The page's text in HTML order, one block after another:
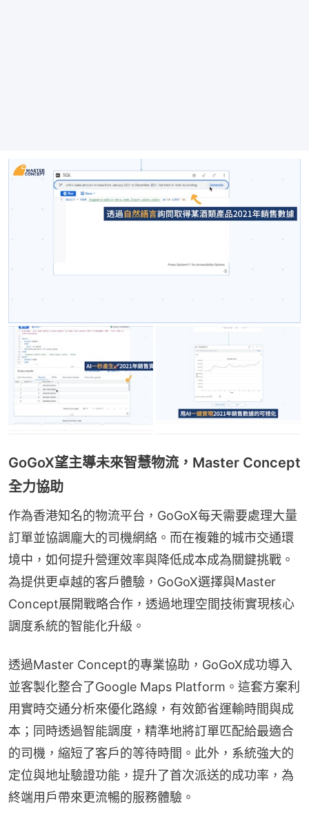
GoGoX望主導未來智慧物流，Master Concept
全力協助
作為香港知名的物流平台，GoGoX每天需要處理大量
訂單並協調龐大的司機網絡。而在複雜的城市交通環
境中，如何提升營運效率與降低成本成為關鍵挑戰。
為提供更卓越的客戶體驗，GoGoX選擇與Master
Concept展開戰略合作，透過地理空間技術實現核心
調度系統的智能化升級。
透過Master Concept的專業協助，GoGoX成功導入
並客製化整合了Google Maps Platform。這套方案利
用實時交通分析來優化路線，有效節省運輸時間與成
本；同時透過智能調度，精準地將訂單匹配給最適合
的司機，縮短了客戶的等待時間。此外，系統強大的
定位與地址驗證功能，提升了首次派送的成功率，為
終端用戶帶來更流暢的服務體驗。